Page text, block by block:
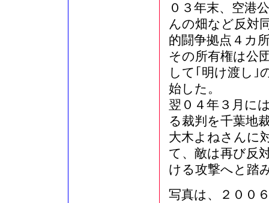
０３年末、空港
んの畑など反対
的闘争拠点４カ
その所有権は公
して｢明け渡し｣
始した。
翌０４年３月に
る裁判を千葉地
大木よねさんに
て、敵は再び反
ける攻撃へと踏
写真は、２００